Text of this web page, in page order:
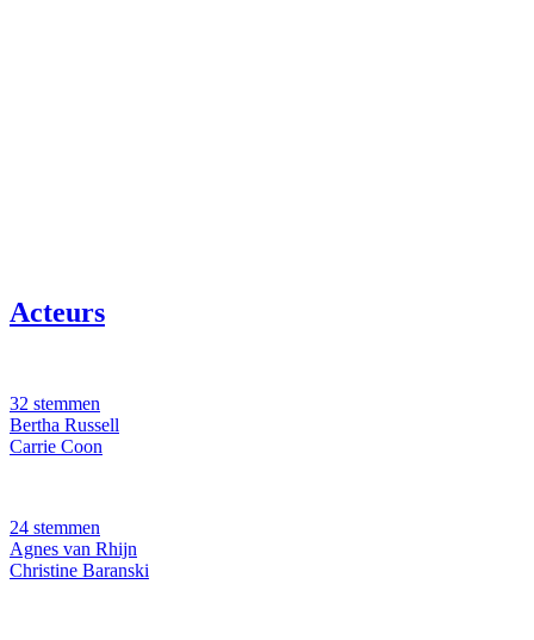
Acteurs
32 stemmen
Bertha Russell
Carrie Coon
24 stemmen
Agnes van Rhijn
Christine Baranski